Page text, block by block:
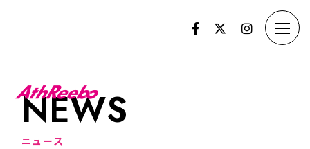
NEWS
ニ ュ ース